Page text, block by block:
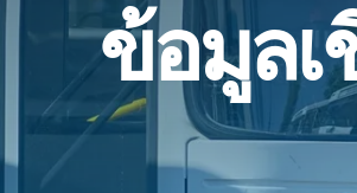
ข้อมูลเ